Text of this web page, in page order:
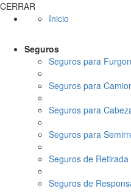
CERRAR
Inicio
Seguros
Seguros para
Seguros para
Seguros para
Seguros para
Seguros de
Seguros de